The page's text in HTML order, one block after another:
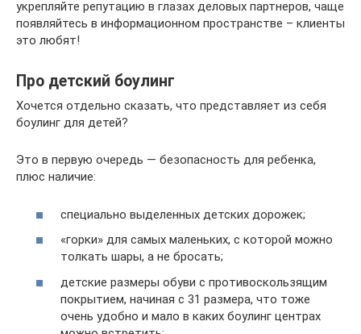
укрепляйте репутацию в глазах деловых партнеров, чаще
появляйтесь в информационном пространстве – клиенты
это любят!
Про детский боулинг
Хочется отдельно сказать, что представляет из себя
боулинг для детей?
Это в первую очередь — безопасность для ребенка,
плюс наличие:
специально выделенных детских дорожек;
«горки» для самых маленьких, с которой можно
толкать шары, а не бросать;
детские размеры обуви с противоскользящим
покрытием, начиная с 31 размера, что тоже
очень удобно и мало в каких боулинг центрах